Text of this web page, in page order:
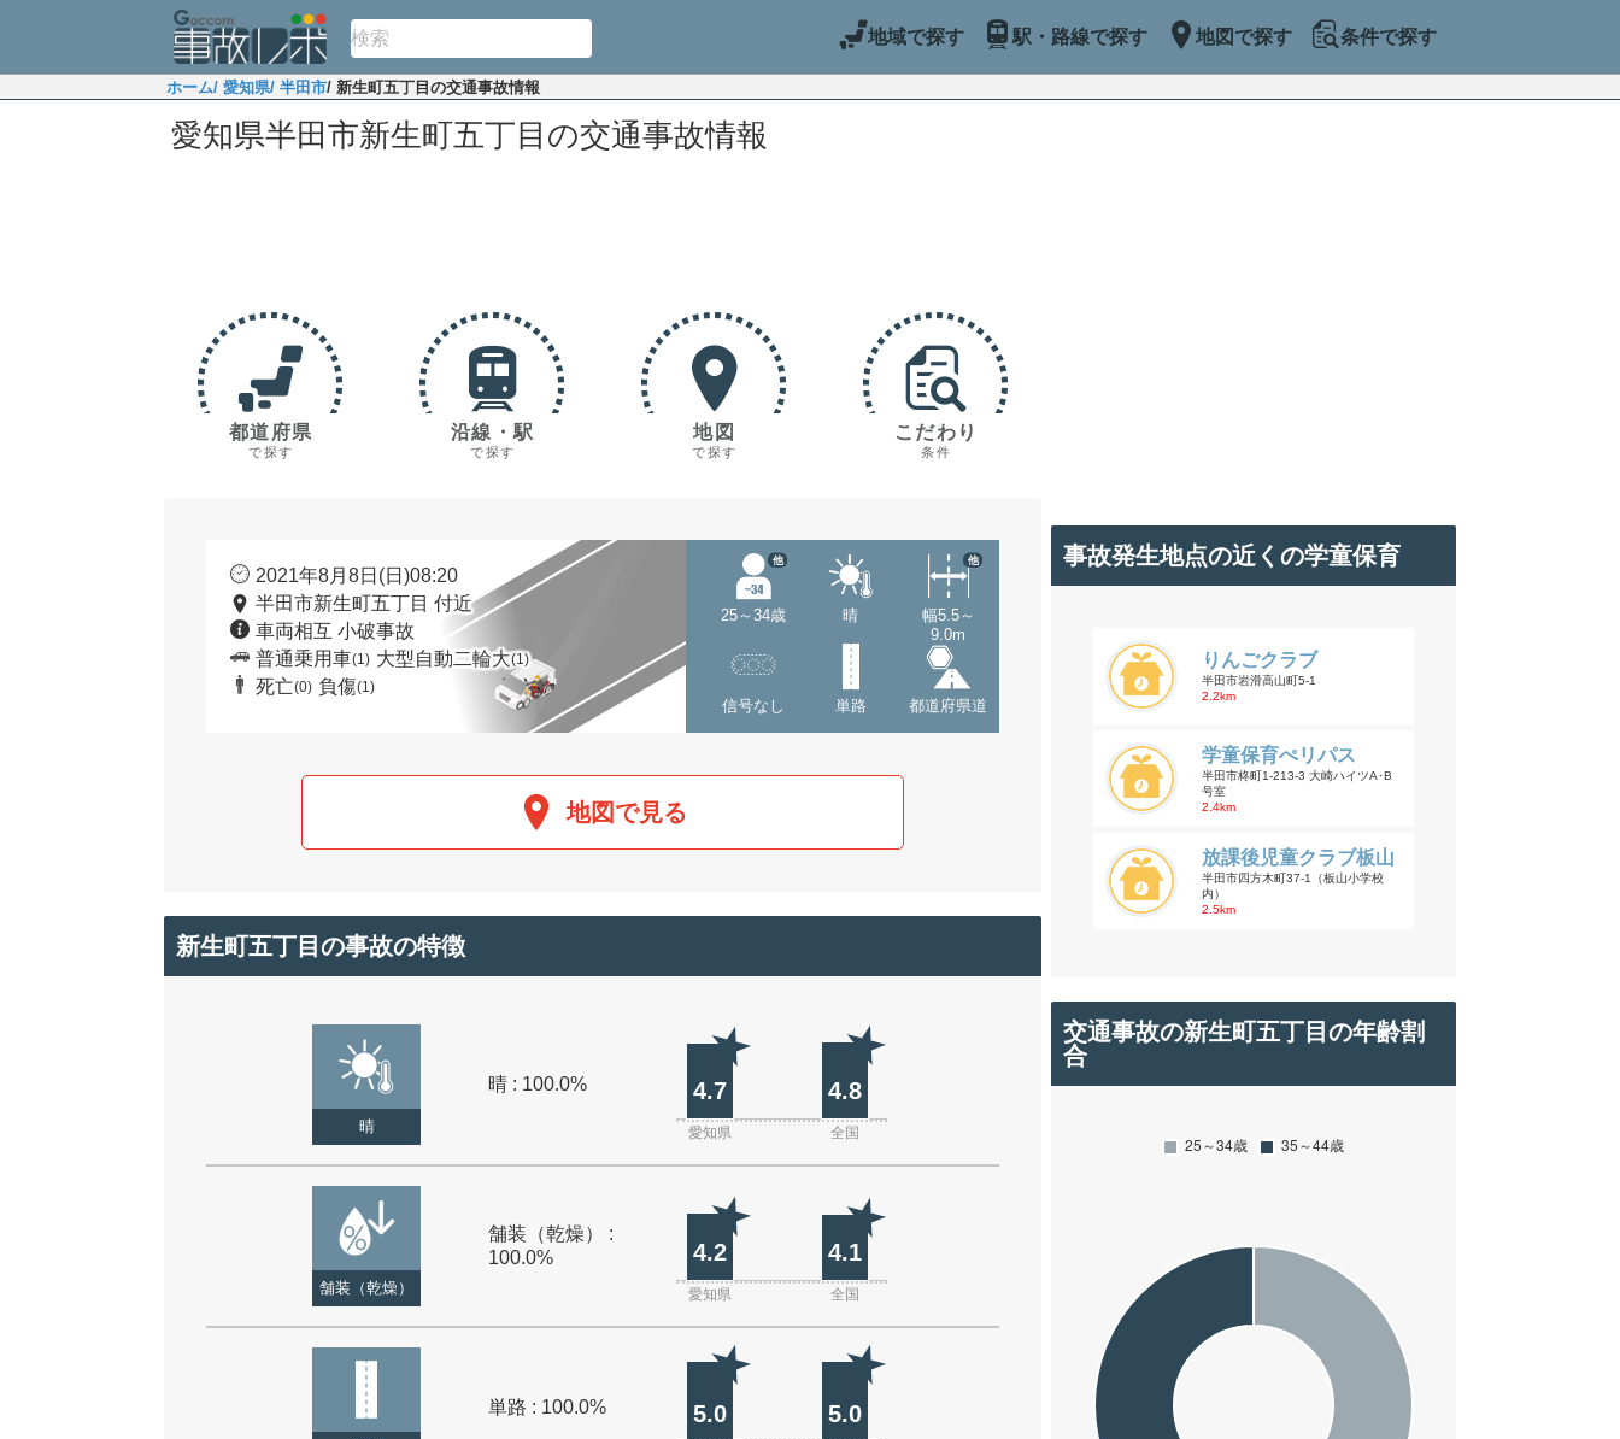
地域で探す 駅・路線で探す 地図で探す 条件で探す
ホーム/ 愛知県/ 半田市/ 新生町五丁目の交通事故情報
愛知県半田市新生町五丁目の交通事故情報
都道府県
で探す
沿線・駅
で探す
地図
で探す
こだわり
条件
2021年8月8日(日)08:20
半田市新生町五丁目 付近
車両相互 小破事故
普通乗用車(1) 大型自動二輪大(1)
死亡(0) 負傷(1)
25～34歳
他
晴
幅5.5～
9.0m
他
信号なし 単路 都道府県道
地図で見る
新生町五丁目の事故の特徴
晴
晴 : 100.0% 4.7 4.8
愛知県 全国
舗装（乾燥）
舗装（乾燥） :
100.0%
4.2 4.1
愛知県 全国
単路 : 100.0% 5.0 5.0
事故発生地点の近くの学童保育
りんごクラブ
半田市岩滑高山町5-1
2.2km
学童保育ぺリパス
半田市柊町1-213-3 大崎ハイツA･B
号室
2.4km
放課後児童クラブ板山
半田市四方木町37-1（板山小学校
内）
2.5km
交通事故の新生町五丁目の年齢割
合